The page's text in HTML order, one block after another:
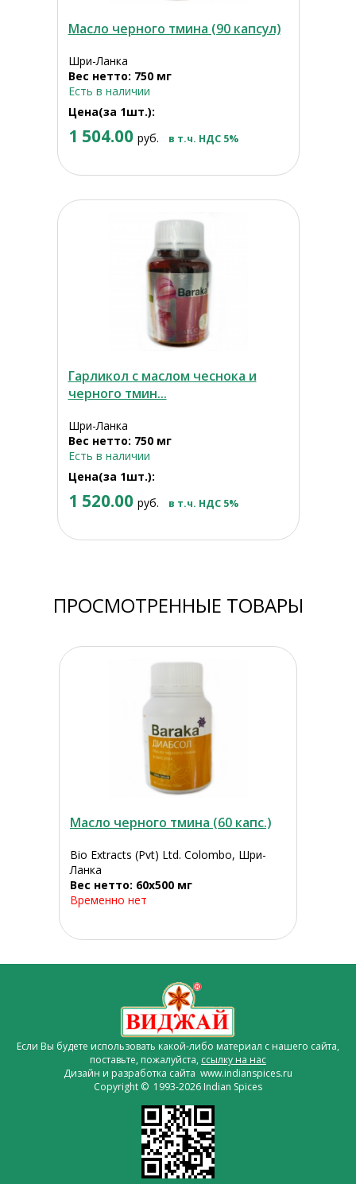
Масло черного тмина (90 капсул)
Шри-Ланка
Вес нетто: 750 мг
Есть в наличии
Цена(за 1шт.):
1 504.00 руб. в т.ч. НДС 5%
Гарликол с маслом чеснока и
черного тмин...
Шри-Ланка
Вес нетто: 750 мг
Есть в наличии
Цена(за 1шт.):
1 520.00 руб. в т.ч. НДС 5%
ПРОСМОТРЕННЫЕ ТОВАРЫ
Масло черного тмина (60 капс.)
Bio Extracts (Pvt) Ltd. Colombo, Шри-
Ланка
Вес нетто: 60х500 мг
Временно нет
Если Вы будете использовать какой-либо материал с нашего сайта,
поставьте, пожалуйста, ссылку на нас
Дизайн и разработка сайта www.indianspices.ru
Copyright © 1993-2026 Indian Spices